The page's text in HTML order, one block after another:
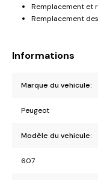
Remplacement et
Remplacement
Informations
Marque du vehicule:
Peugeot
Modèle du vehicule:
607